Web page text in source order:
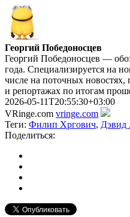
Георгий Победоносцев
Георгий Победоносцев —
года. Специализируется на
числе на поточных новостях,
и репортажах по итогам
2026-05-11T20:55:30+03:00
VRinge.com vringe.com
Теги: Филип Хргович, Дэвид
Поделиться: